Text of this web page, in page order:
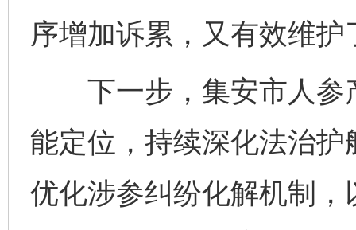
序增加诉累，又有效维
下一步，集安市人参
能定位，持续深化法治
优化涉参纠纷化解机制